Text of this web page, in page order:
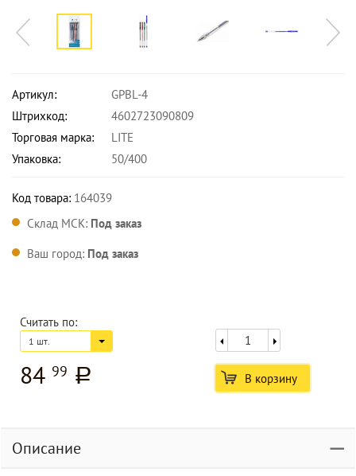
Артикул:
GPBL-4
Штрихкод:
4602723090809
Торговая марка:
LITE
Упаковка:
50/400
Код товара: 164039
Склад МСК: Под заказ
Ваш город: Под заказ
Считать по:
1 шт.
84 99 a В корзину
Описание